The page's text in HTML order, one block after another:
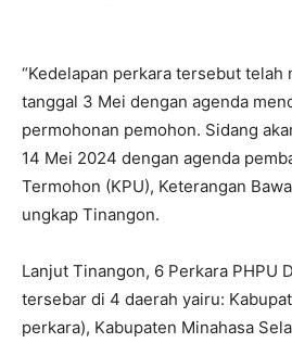
“Kedelapan perkara tersebut telah
tanggal 3 Mei dengan agenda
permohonan pemohon. Sidang
14 Mei 2024 dengan agenda
Termohon (KPU), Keterangan
ungkap Tinangon.
Lanjut Tinangon, 6 Perkara PHPU
tersebar di 4 daerah yairu:
perkara), Kabupaten Minahasa